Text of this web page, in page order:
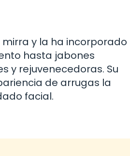
y la ha incorporado
hasta jabones
y rejuvenecedoras. Su
de arrugas la
facial.